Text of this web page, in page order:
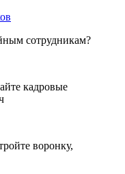
сотрудникам?
кадровые
воронку,